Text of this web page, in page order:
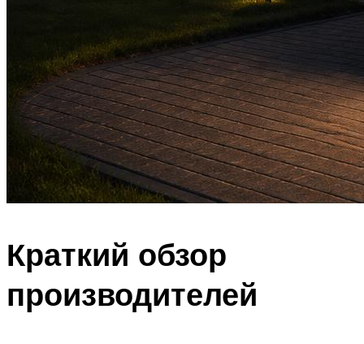
Краткий обзор
производителей